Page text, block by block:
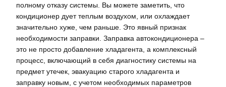
полному отказу системы. Вы можете заметить, что
кондиционер дует теплым воздухом, или охлаждает
значительно хуже, чем раньше. Это явный признак
необходимости заправки. Заправка автокондиционера –
это не просто добавление хладагента, а комплексный
процесс, включающий в себя диагностику системы на
предмет утечек, эвакуацию старого хладагента и
заправку новым, с учетом необходимых параметров